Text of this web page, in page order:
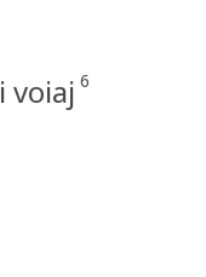
voiaj 6